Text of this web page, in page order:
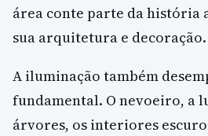
área conte parte da história
sua arquitetura e decoração.
A iluminação também
fundamental. O nevoeiro, a
árvores, os interiores